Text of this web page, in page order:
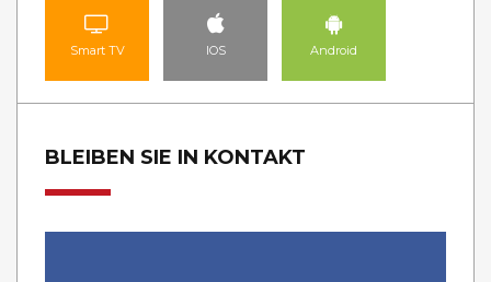
Smart TV IOS Android
BLEIBEN SIE IN KONTAKT